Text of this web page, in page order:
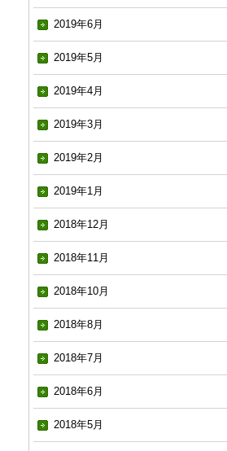
2019年6月
2019年5月
2019年4月
2019年3月
2019年2月
2019年1月
2018年12月
2018年11月
2018年10月
2018年8月
2018年7月
2018年6月
2018年5月